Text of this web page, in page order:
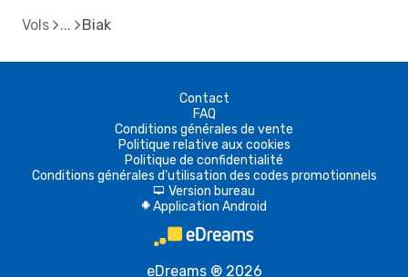
Vols Biak
Contact
FAQ
Conditions générales de vente
Politique relative aux cookies
Politique de confidentialité
Conditions générales d'utilisation des codes promotionnels
d Version bureau
A Application Android
eDreams ® 2026